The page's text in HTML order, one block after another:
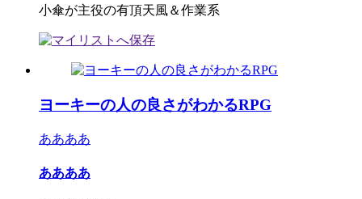
小傘が主役の有頂天風＆作業系
ヨーキーの人の良さがわかるRPG
ああああ
ああああ